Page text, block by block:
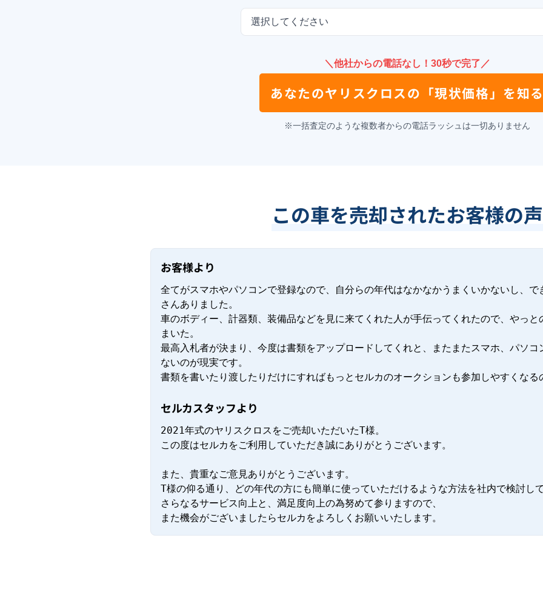
選択してください
＼他社からの電話なし！30秒で完了／
あなたのヤリスクロスの 「現状価格」を知
※一括査定のような複数者からの電話ラッシュは一切ありません
この車を売却されたお客様の声
お客様より
全てがスマホやパソコンで登録なので、自分らの年代はなかなかうまくいかないし、
さんありました。
車のボディー、計器類、装備品などを見に来てくれた人が手伝ってくれたので、やっ
まいた。
最高入札者が決まり、今度は書類をアップロードしてくれと、またまたスマホ、パソ
ないのが現実です。
書類を書いたり渡したりだけにすればもっとセルカのオークションも参加しやすくなる
セルカスタッフより
2021年式のヤリスクロスをご売却いただいたT様。
この度はセルカをご利用していただき誠にありがとうございます。
また、貴重なご意見ありがとうございます。
T様の仰る通り、どの年代の方にも簡単に使っていただけるような方法を社内で検討し
さらなるサービス向上と、満足度向上の為努めて参りますので、
また機会がございましたらセルカをよろしくお願いいたします。